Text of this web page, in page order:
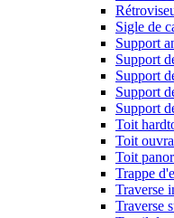
Sigle de
Support
Support
Support
Support
Support
Toit
Toit
Toit
Trappe
Traverse
Traverse